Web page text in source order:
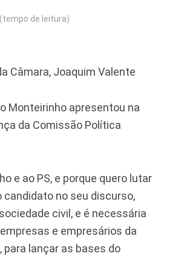
de leitura)
Câmara, Joaquim Valente
Monteirinho apresentou na
da Comissão Política
e ao PS, e porque quero lutar
candidato no seu discurso,
civil, e é necessária
e empresários da
lançar as bases do